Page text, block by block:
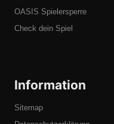
OASIS Spielersperre
Check dein Spiel
Information
Sitemap